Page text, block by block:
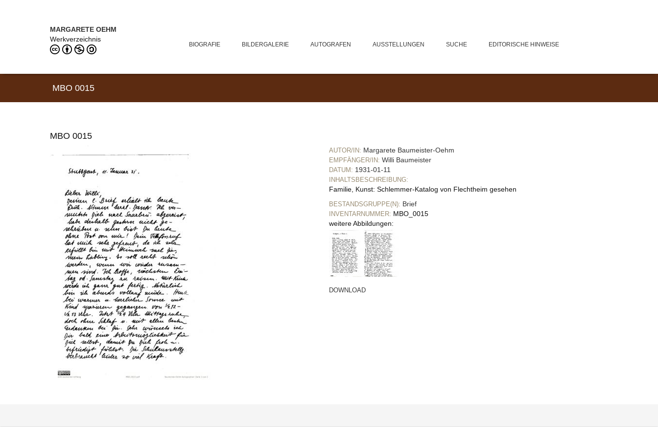
MARGARETE OEHM
Werkverzeichnis
BIOGRAFIE BILDERGALERIE AUTOGRAFEN AUSSTELLUNGEN SUCHE EDITORISCHE HINWEISE
MBO 0015
MBO 0015
AUTOR/IN: Margarete Baumeister-Oehm
EMPFÄNGER/IN: Willi Baumeister
DATUM: 1931-01-11
INHALTSBESCHREIBUNG:
Familie, Kunst: Schlemmer-Katalog von Flechtheim gesehen
BESTANDSGRUPPE(N): Brief
INVENTARNUMMER: MBO_0015
weitere Abbildungen:
DOWNLOAD